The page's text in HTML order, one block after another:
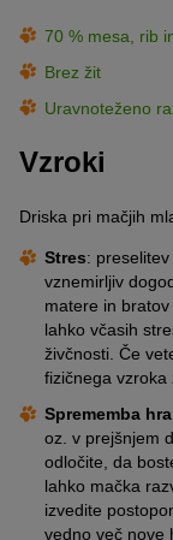
70 % mesa, rib
Brez žit
Uravnoteženo
Vzroki
Driska pri mačjih
Stres:
vznemirljiv
matere in
lahko včasih
živčnosti. Če
fizičnega vzroka
Sprememba
oz. v prejšnjem
odločite, da
lahko mačka
izvedite
vedno več nove